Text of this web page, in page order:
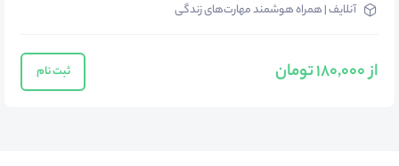
آنلایف | همراه هوشمند مهارت‌های زندگی
از 180,000 تومان ثبت نام